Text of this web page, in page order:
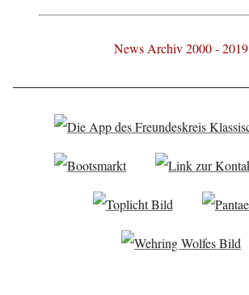
News Archiv 2000 - 2019